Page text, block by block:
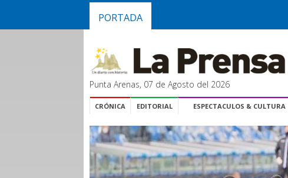
PORTADA
Punta Arenas, 07 de Agosto del 2026
CRÓNICA EDITORIAL ESPECTACULOS & CULTURA